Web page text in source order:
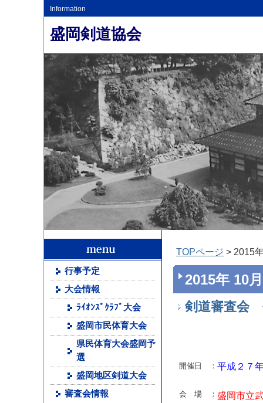
Information
盛岡剣道協会
TOPページ > 2015
2015年 10月
剣道審査会
開催日 ： 平成２７
会 場 ： 盛岡市立
行事予定
大会情報
ﾗｲｵﾝｽﾞｸﾗﾌﾞ大会
盛岡市民体育大会
県民体育大会盛岡予
選
盛岡地区剣道大会
審査会情報